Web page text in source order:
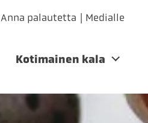
Anna palautetta Medialle
Kotimainen kala